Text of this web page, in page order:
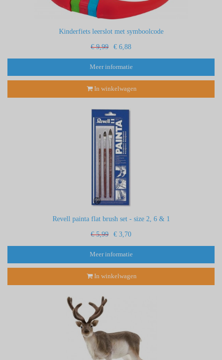
Kinderfiets leerslot met symboolcode
€ 9,99 € 6,88
Meer informatie
In winkelwagen
Revell painta flat brush set - size 2, 6 & 1
€ 5,99 € 3,70
Meer informatie
In winkelwagen